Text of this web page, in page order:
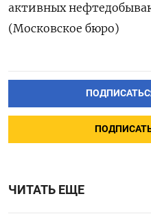
‌активных
(Московское бюро)
ЧИТАТЬ ЕЩЕ